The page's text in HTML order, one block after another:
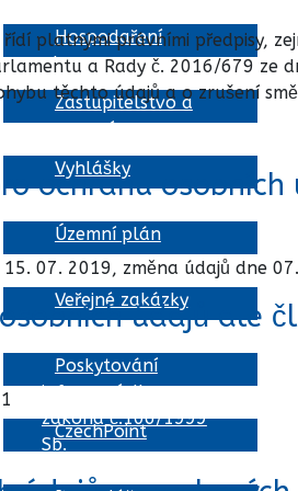
Hospodaření
obce
Zastupitelstvo a
usnesení
Vyhlášky
Územní plán
Veřejné zakázky
Poskytování
informací dle
zákona č.106/1999
Sb.
CzechPoint
platnými právními předpisy,
a Rady č. 2016/679 ze
těchto údajů a o zrušení
ochranu osobních
07. 2019, změna údajů dne
údajů dle